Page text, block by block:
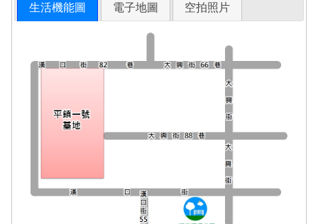
生活機能圖 電子地圖 空拍照片